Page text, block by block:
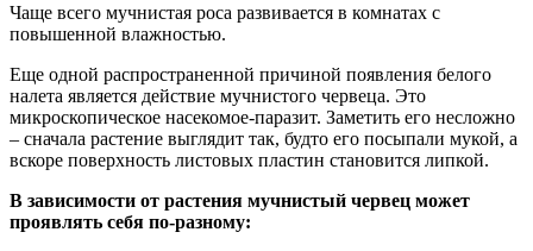
Чаще всего мучнистая роса развивается в комнатах с
повышенной влажностью.
Еще одной распространенной причиной появления белого
налета является действие мучнистого червеца. Это
микроскопическое насекомое-паразит. Заметить его несложно
– сначала растение выглядит так, будто его посыпали мукой, а
вскоре поверхность листовых пластин становится липкой.
В зависимости от растения мучнистый червец может
проявлять себя по-разному: